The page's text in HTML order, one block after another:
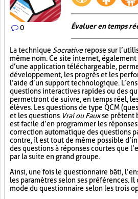
0 Évaluer en temps
La technique Socrativerepose sur
même nom. Ce site internet,
d’une application téléchargeable,
développement, les progrès et les
l’aide d’un support technologique.
questions interactives rapides ou des
permettront de suivre, en temps réel,
élèves. Les questions de type QCM
et les questions Vrai ou Fauxse prêtent
est facile d’en programmer les
correction automatique des questions
contre, il est tout de même possible
des questions à réponses courtes que
par la suite en grand groupe.
Ainsi, une fois le questionnaire bâti,
les paramètres selon ses préférences.
mode du questionnaire selon les trois